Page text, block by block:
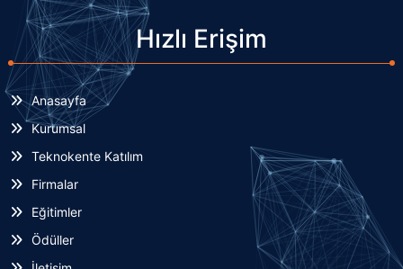
Hızlı Erişim
Anasayfa
Kurumsal
Teknokente Katılım
Firmalar
Eğitimler
Ödüller